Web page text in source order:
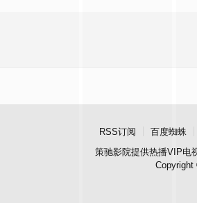
RSS订阅 百度蜘蛛
策驰影院提供热播VIP电
Copyright